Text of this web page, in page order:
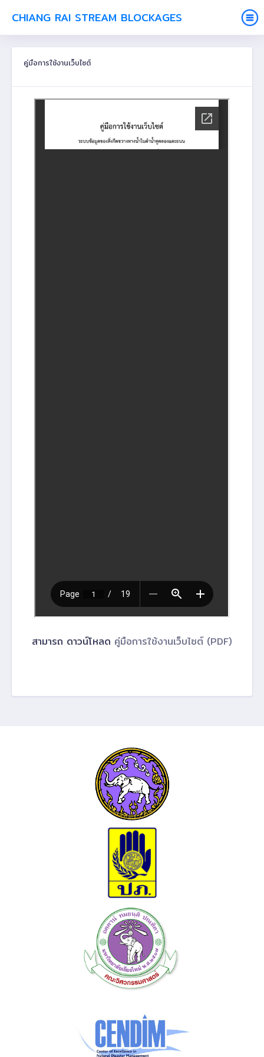
CHIANG RAI STREAM BLOCKAGES
คู่มือการใช้งานเว็บไซต์
สามารถ ดาวน์โหลด คู่มือการใช้งานเว็บไซต์ (PDF)